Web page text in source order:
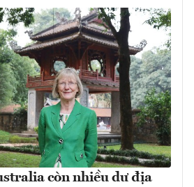
còn nhiều dư địa